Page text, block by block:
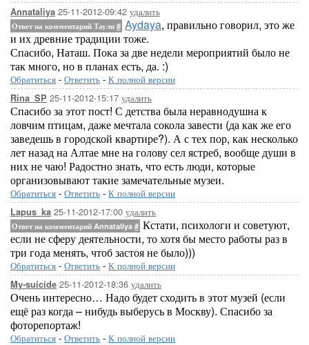
Annataliya 25-11-2012-09:42 удалить
Ответ на комментарий Таули # Aydaya, правильно говорил, это же
и их древние традиции тоже.
Спасибо, Наташ. Пока за две недели мероприятий было не
так много, но в планах есть, да. :)
Обратиться - Ответить - К полной версии
Rina_SP 25-11-2012-15:17 удалить
Спасибо за этот пост! С детства была неравнодушна к
ловчим птицам, даже мечтала сокола завести (да как же его
заведешь в городской квартире?). А с тех пор, как несколько
лет назад на Алтае мне на голову сел ястреб, вообще души в
них не чаю! Радостно знать, что есть люди, которые
организовывают такие замечательные музеи.
Обратиться - Ответить - К полной версии
Lapus_ka 25-11-2012-17:00 удалить
Ответ на комментарий Annataliya # Кстати, психологи и советуют,
если не сферу деятельности, то хотя бы место работы раз в
три года менять, чтоб застоя не было)))
Обратиться - Ответить - К полной версии
My-suicide 25-11-2012-18:36 удалить
Очень интересно… Надо будет сходить в этот музей (если
ещё раз когда – нибудь выберусь в Москву). Спасибо за
фоторепортаж!
Обратиться - Ответить - К полной версии